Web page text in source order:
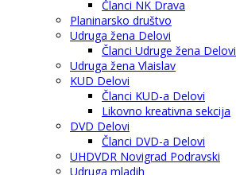
Članci NK Drava
Planinarsko društvo
Udruga žena Delovi
Članci Udruge žena Delovi
Udruga žena Vlaislav
KUD Delovi
Članci KUD-a Delovi
Likovno kreativna sekcija
DVD Delovi
Članci DVD-a Delovi
UHDVDR Novigrad Podravski
Udruga mladih